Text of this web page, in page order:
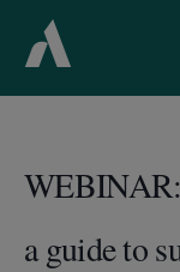
a guide to